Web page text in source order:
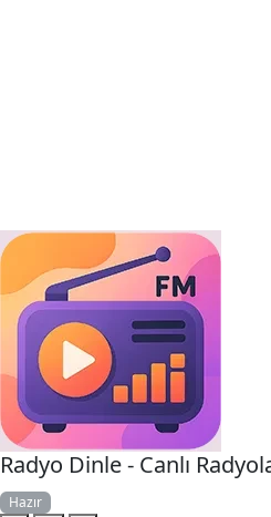
Radyo Dinle - Canlı
Hazır